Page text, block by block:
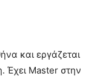
και εργάζεται
Έχει Μaster στην